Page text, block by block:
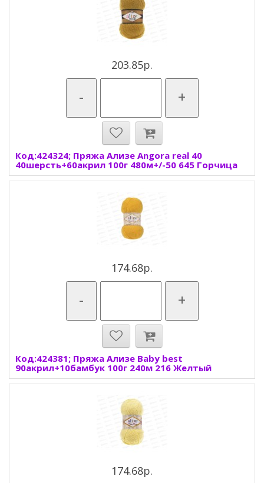
203.85р.
- +
Код:424324; Пряжа Ализе Angora real 40
40шерсть+60акрил 100г 480м+/-50 645 Горчица
174.68р.
- +
Код:424381; Пряжа Ализе Baby best
90акрил+10бамбук 100г 240м 216 Желтый
174.68р.